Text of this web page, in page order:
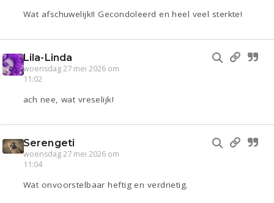
Wat afschuwelijk!! Gecondoleerd en heel veel sterkte!
Lila-Linda
woensdag 27 mei 2026 om
11:02
ach nee, wat vreselijk!
Serengeti
woensdag 27 mei 2026 om
11:04
Wat onvoorstelbaar heftig en verdrietig.